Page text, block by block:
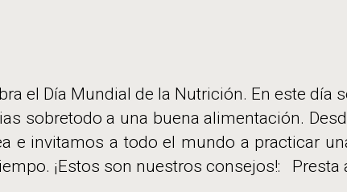
el Día Mundial de la Nutrición. En este día
sobretodo a una buena alimentación.
e invitamos a todo el mundo a practicar
¡Estos son nuestros consejos!: Presta